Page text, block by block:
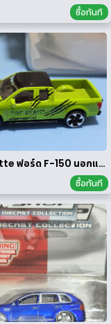
ซื้อทันที
Majorette ฟอร์ด F-150 นอกแพค
ซื้อทันที